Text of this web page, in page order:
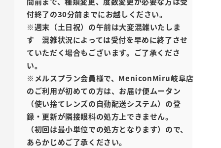
付終了の30分前までにお越しください。
※週末（土日祝）の午前は大変混雑いたしま
す 混雑状況によっては受付を早めに終了させ
ていただく場合もございます。ご了承くださ
い。
※メルスプラン会員様で、MeniconMiru岐阜店
のご利用が初めての方は、お届け便ムータン
（使い捨てレンズの自動配送システム）の登
録・更新が隣接眼科の処方上できません。
（初回は最小単位での処方となります）ので、
あらかじめご了承ください。